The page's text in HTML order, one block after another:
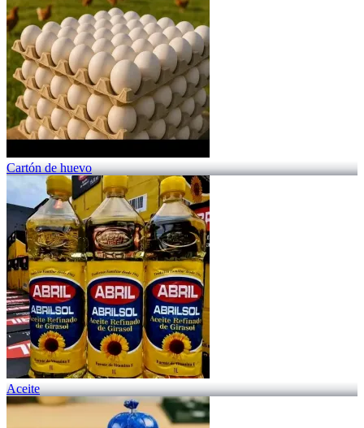
Cartón de huevo
Aceite